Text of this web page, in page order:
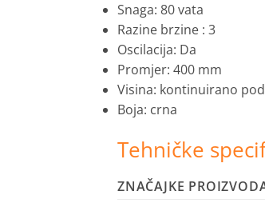
Snaga: 80 vata
Razine brzine : 3
Oscilacija: Da
Promjer: 400 mm
Visina: kontinuirano
Boja: crna
Tehničke
ZNAČAJKE